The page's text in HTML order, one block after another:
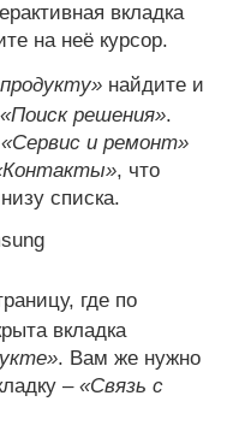
вкладка
на неё курсор.
найдите и
«Поиск решения».
«Сервис и ремонт»
, что
списка.
где по
вкладка
. Вам же нужно
– «Связь с